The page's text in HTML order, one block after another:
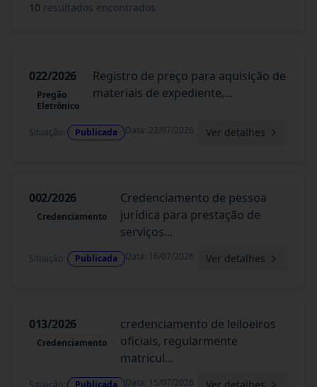
10 resultados encontrados
022/2026
Pregão
Eletrônico
Registro de preço para aquisição de
materiais de expediente,...
Situação: Publicada Data: 22/07/2026 Ver detalhes
002/2026
Credenciamento
Credenciamento de pessoa
jurídica para prestação de
serviços...
Situação: Publicada Data: 16/07/2026 Ver detalhes
013/2026
Credenciamento
credenciamento de leiloeiros
oficiais, regularmente
matricul...
Situação: Publicada Data: 15/07/2026